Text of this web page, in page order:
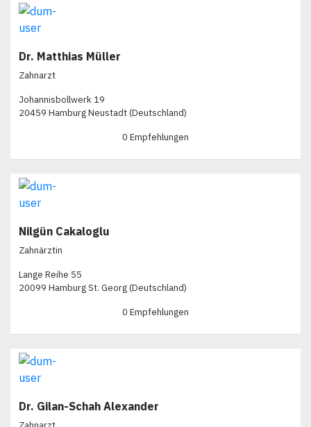
Dr. Matthias Müller
Zahnarzt
Johannisbollwerk 19
20459 Hamburg Neustadt (Deutschland)
0 Empfehlungen
Nilgün Cakaloglu
Zahnärztin
Lange Reihe 55
20099 Hamburg St. Georg (Deutschland)
0 Empfehlungen
Dr. Gilan-Schah Alexander